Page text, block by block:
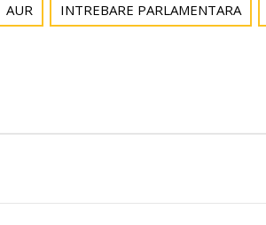
AUR INTREBARE PARLAMENTARA